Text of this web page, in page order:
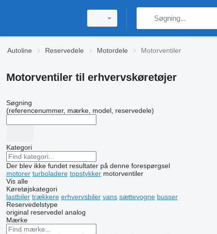
Autoline Reservedele Motordele Motorventiler
Motorventiler til erhvervskøretøjer
Søgning
(referencenummer, mærke, model, reservedele)
Kategori
Der blev ikke fundet resultater på denne forespørgsel
motorer turboladere topstykker motorventiler
Vis alle
Køretøjskategori
lastbiler trækkere erhvervsbiler vans sættevogne busser
Reservedelstype
original reservedel analog
Mærke